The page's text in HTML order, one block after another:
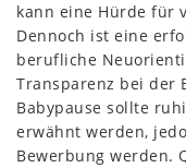
kann eine Hürde für
Dennoch ist eine
berufliche
Transparenz bei der
Babypause sollte
erwähnt werden,
Bewerbung werden.